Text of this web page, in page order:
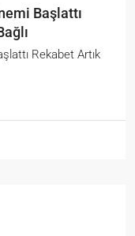
Başlattı
Rekabet Artık